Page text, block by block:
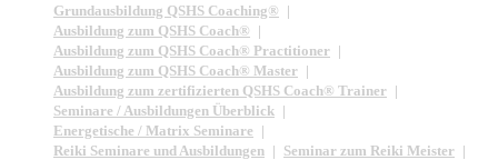
Grundausbildung QSHS Coaching®
Ausbildung zum QSHS Coach®
Ausbildung zum QSHS Coach® Practitioner
Ausbildung zum QSHS Coach® Master
Ausbildung zum zertifizierten QSHS Coach® Trainer
Seminare / Ausbildungen Überblick
Energetische / Matrix Seminare
Reiki Seminare und Ausbildungen
Seminar zum Reiki Meister